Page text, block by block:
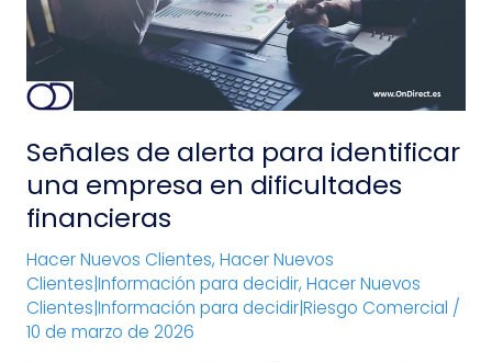
Señales de alerta para identificar
una empresa en dificultades
financieras
Hacer Nuevos Clientes, Hacer Nuevos
Clientes|Información para decidir, Hacer Nuevos
Clientes|Información para decidir|Riesgo Comercial /
10 de marzo de 2026
una
empresa
en
dificultades